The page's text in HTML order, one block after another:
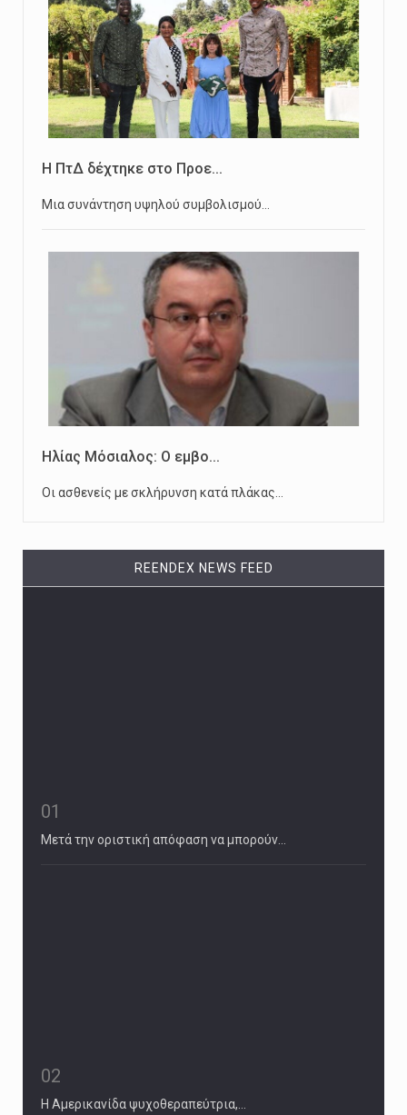
Η ΠτΔ δέχτηκε στο Προε...
Μια συνάντηση υψηλού συμβολισμού…
Ηλίας Μόσιαλος: Ο εμβο...
Οι ασθενείς με σκλήρυνση κατά πλάκας…
REENDEX NEWS FEED
01
Μετά την οριστική απόφαση να μπορούν…
02
Η Αμερικανίδα ψυχοθεραπεύτρια,…